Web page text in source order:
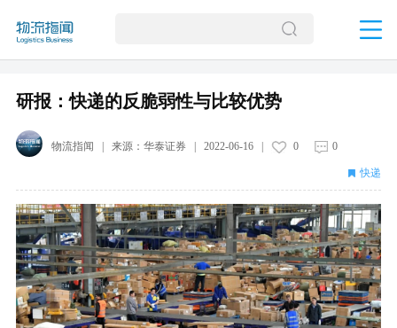
研报：快递的反脆弱性与比较优势
物流指闻 | 来源： 华泰证券 2022-06-16| 0 0
快递